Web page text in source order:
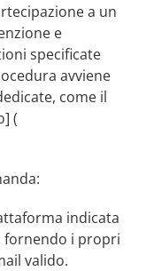
a un
e
specificate
avviene
come il
(
indicata
fornendo i propri
valido.